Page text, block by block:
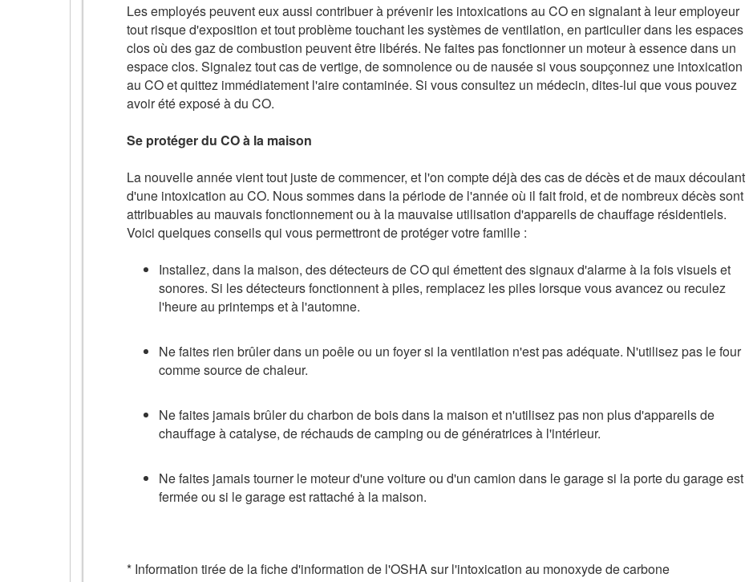
Les employés peuvent eux aussi contribuer à prévenir les intoxications au CO en signalant à leur employeur
tout risque d'exposition et tout problème touchant les systèmes de ventilation, en particulier dans les espaces
clos où des gaz de combustion peuvent être libérés. Ne faites pas fonctionner un moteur à essence dans un
espace clos. Signalez tout cas de vertige, de somnolence ou de nausée si vous soupçonnez une intoxication
au CO et quittez immédiatement l'aire contaminée. Si vous consultez un médecin, dites-lui que vous pouvez
avoir été exposé à du CO.
Se protéger du CO à la maison
La nouvelle année vient tout juste de commencer, et l'on compte déjà des cas de décès et de maux découlant
d'une intoxication au CO. Nous sommes dans la période de l'année où il fait froid, et de nombreux décès sont
attribuables au mauvais fonctionnement ou à la mauvaise utilisation d'appareils de chauffage résidentiels.
Voici quelques conseils qui vous permettront de protéger votre famille :
Installez, dans la maison, des détecteurs de CO qui émettent des signaux d'alarme à la fois visuels et
sonores. Si les détecteurs fonctionnent à piles, remplacez les piles lorsque vous avancez ou reculez
l'heure au printemps et à l'automne.
Ne faites rien brûler dans un poêle ou un foyer si la ventilation n'est pas adéquate. N'utilisez pas le four
comme source de chaleur.
Ne faites jamais brûler du charbon de bois dans la maison et n'utilisez pas non plus d'appareils de
chauffage à catalyse, de réchauds de camping ou de génératrices à l'intérieur.
Ne faites jamais tourner le moteur d'une voiture ou d'un camion dans le garage si la porte du garage est
fermée ou si le garage est rattaché à la maison.
* Information tirée de la fiche d'information de l'OSHA sur l'intoxication au monoxyde de carbone